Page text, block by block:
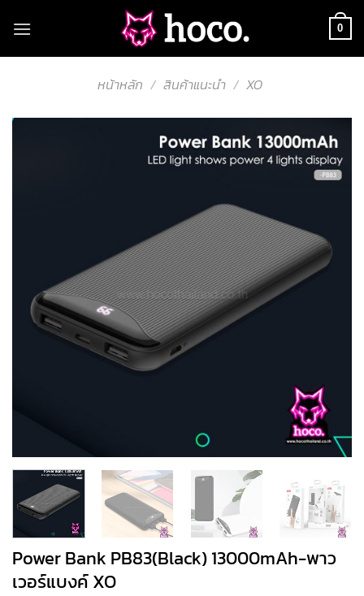
0
หน้าหลัก / สินค้าแนะนำ / XO
Power Bank PB83(Black) 13000mAh-พาว
เวอร์แบงค์ XO